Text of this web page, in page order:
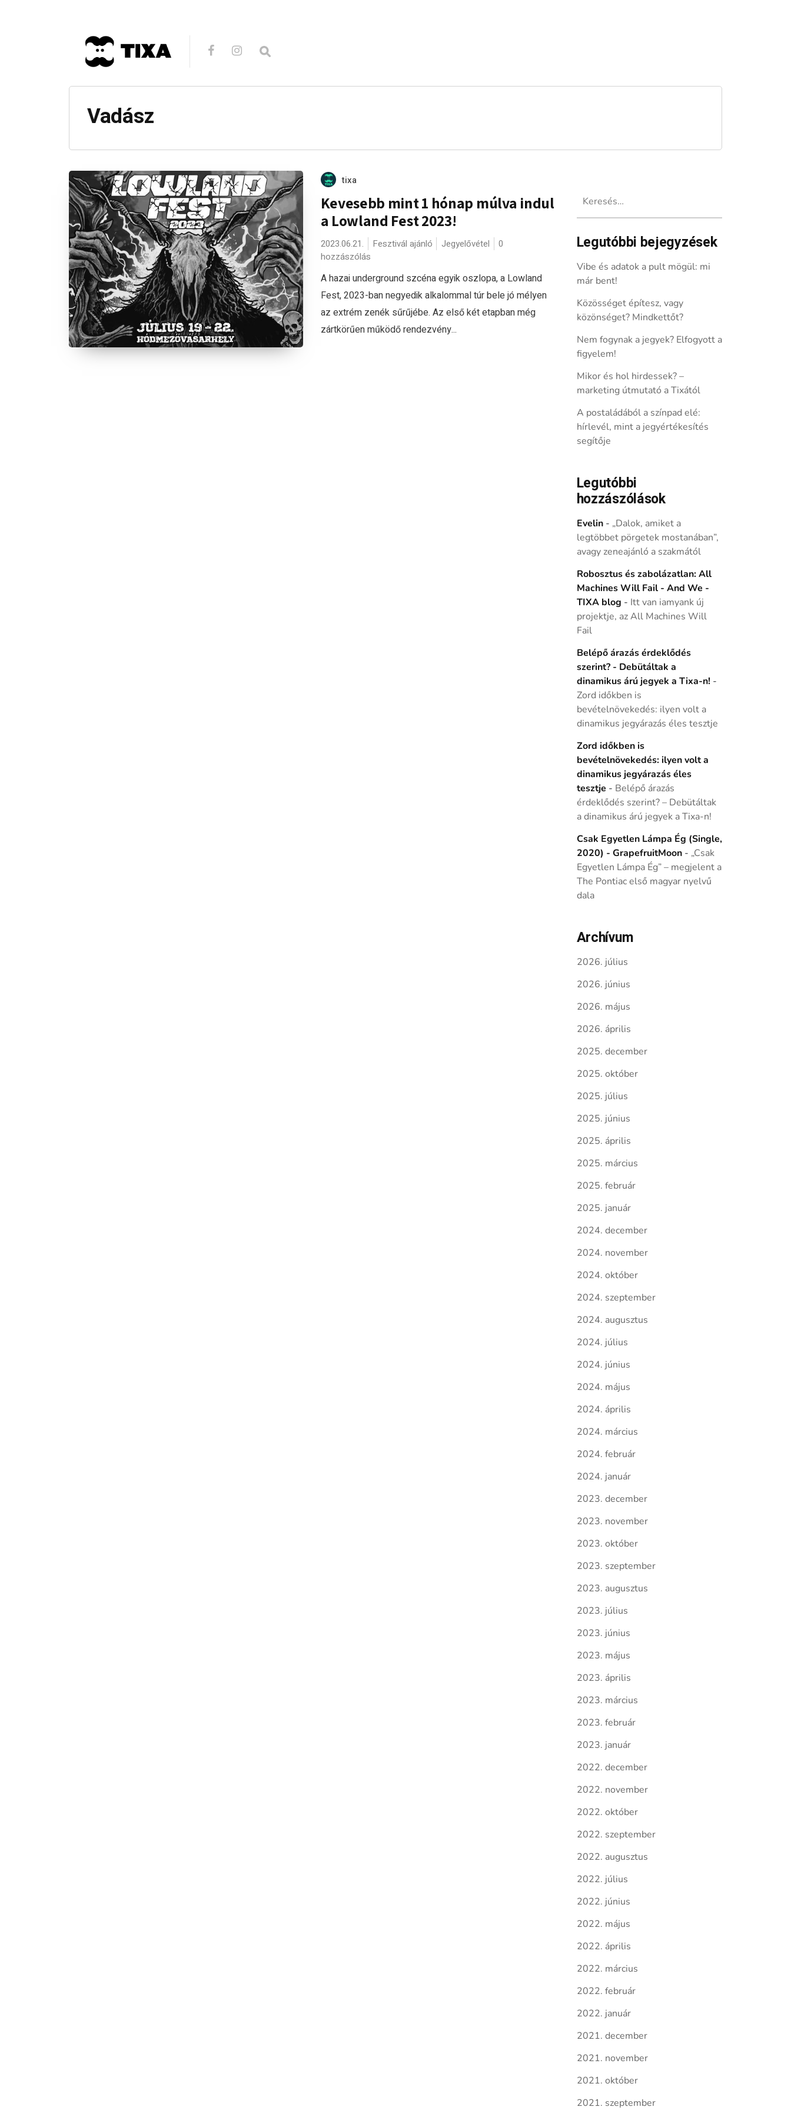
Vadász
tixa
Kevesebb mint 1 hónap múlva indul
a Lowland Fest 2023!
2023.06.21. Fesztivál ajánló Jegyelővétel
0
hozzászólás
A hazai underground szcéna egyik oszlopa, a Lowland
Fest, 2023-ban negyedik alkalommal túr bele jó mélyen
az extrém zenék sűrűjébe. Az első két etapban még
zártkörűen működő rendezvény...
Legutóbbi bejegyzések
Vibe és adatok a pult mögül: mi
már bent!
Közösséget építesz, vagy
közönséget? Mindkettőt?
Nem fogynak a jegyek? Elfogyott a
figyelem!
Mikor és hol hirdessek? –
marketing útmutató a Tixától
A postaládából a színpad elé:
hírlevél, mint a jegyértékesítés
segítője
Legutóbbi
hozzászólások
Evelin- „Dalok, amiket a
legtöbbet pörgetek mostanában”,
avagy zeneajánló a szakmától
Robosztus és zabolázatlan: All
Machines Will Fail - And We -
TIXA blog - Itt van iamyank új
projektje, az All Machines Will
Fail
Belépő árazás érdeklődés
szerint? - Debütáltak a
dinamikus árú jegyek a Tixa-n! -
Zord időkben is
bevételnövekedés: ilyen volt a
dinamikus jegyárazás éles tesztje
Zord időkben is
bevételnövekedés: ilyen volt a
dinamikus jegyárazás éles
tesztje - Belépő árazás
érdeklődés szerint? – Debütáltak
a dinamikus árú jegyek a Tixa-n!
Csak Egyetlen Lámpa Ég (Single,
2020) - GrapefruitMoon- „Csak
Egyetlen Lámpa Ég” – megjelent a
The Pontiac első magyar nyelvű
dala
Archívum
2026. július
2026. június
2026. május
2026. április
2025. december
2025. október
2025. július
2025. június
2025. április
2025. március
2025. február
2025. január
2024. december
2024. november
2024. október
2024. szeptember
2024. augusztus
2024. július
2024. június
2024. május
2024. április
2024. március
2024. február
2024. január
2023. december
2023. november
2023. október
2023. szeptember
2023. augusztus
2023. július
2023. június
2023. május
2023. április
2023. március
2023. február
2023. január
2022. december
2022. november
2022. október
2022. szeptember
2022. augusztus
2022. július
2022. június
2022. május
2022. április
2022. március
2022. február
2022. január
2021. december
2021. november
2021. október
2021. szeptember